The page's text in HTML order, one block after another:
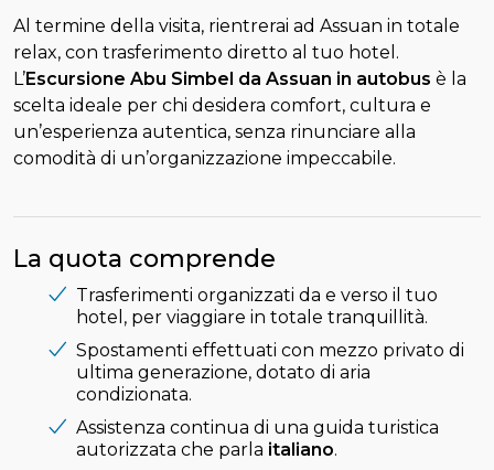
Al termine della visita, rientrerai ad Assuan in totale
relax, con trasferimento diretto al tuo hotel.
L’Escursione Abu Simbel da Assuan in autobus è la
scelta ideale per chi desidera comfort, cultura e
un’esperienza autentica, senza rinunciare alla
comodità di un’organizzazione impeccabile.
La quota comprende
Trasferimenti organizzati da e verso il tuo
hotel, per viaggiare in totale tranquillità.
Spostamenti effettuati con mezzo privato di
ultima generazione, dotato di aria
condizionata.
Assistenza continua di una guida turistica
autorizzata che parla italiano.